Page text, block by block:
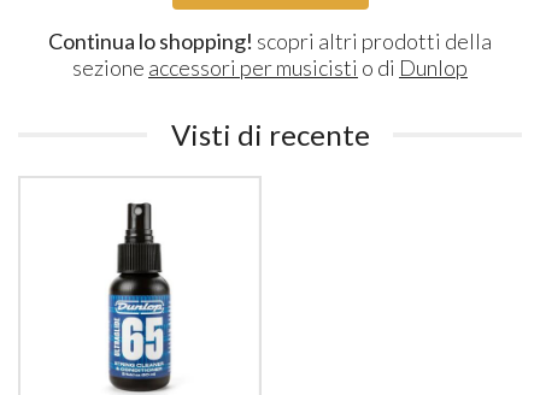
Continua lo shopping! scopri altri prodotti della
sezione accessori per musicisti o di Dunlop
Visti di recente